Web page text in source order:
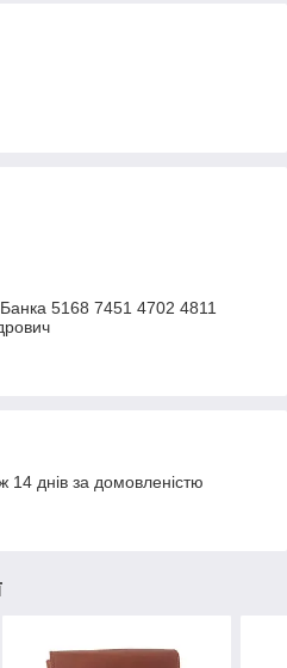
5168 7451 4702 4811
днів за домовленістю